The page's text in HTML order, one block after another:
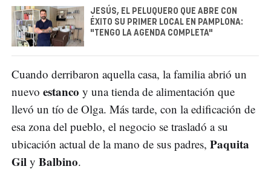
JESÚS, EL PELUQUERO QUE ABRE CON
ÉXITO SU PRIMER LOCAL EN PAMPLONA:
"TENGO LA AGENDA COMPLETA"
Cuando derribaron aquella casa, la familia abrió un
nuevo estanco y una tienda de alimentación que
llevó un tío de Olga. Más tarde, con la edificación de
esa zona del pueblo, el negocio se trasladó a su
ubicación actual de la mano de sus padres, Paquita
Gil y Balbino.